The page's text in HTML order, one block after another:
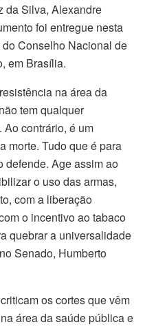
da Silva, Alexandre
foi entregue nesta
Conselho Nacional de
em Brasília.
na área da
tem qualquer
contrário, é um
morte. Tudo que é para
defende. Age assim ao
o uso das armas,
com a liberação
o incentivo ao tabaco
quebrar a universalidade
Senado, Humberto
os cortes que vêm
área da saúde pública e